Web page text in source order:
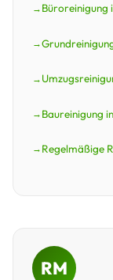
Büroreinigung
Baureinigung
Regelmäßige
RM